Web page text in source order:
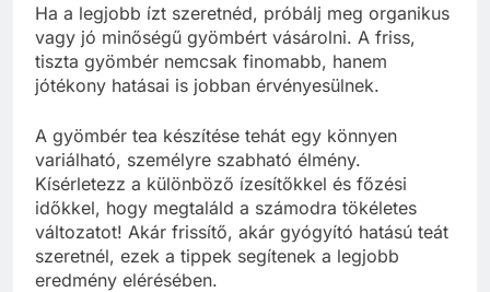
Ha a legjobb ízt szeretnéd, próbálj meg organikus
vagy jó minőségű gyömbért vásárolni. A friss,
tiszta gyömbér nemcsak finomabb, hanem
jótékony hatásai is jobban érvényesülnek.
A gyömbér tea készítése tehát egy könnyen
variálható, személyre szabható élmény.
Kísérletezz a különböző ízesítőkkel és főzési
időkkel, hogy megtaláld a számodra tökéletes
változatot! Akár frissítő, akár gyógyító hatású teát
szeretnél, ezek a tippek segítenek a legjobb
eredmény elérésében.